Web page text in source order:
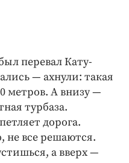
перевал Кату-
— ахнули: такая
метров. А внизу —
турбаза.
дорога.
не все решаются.
а вверх —